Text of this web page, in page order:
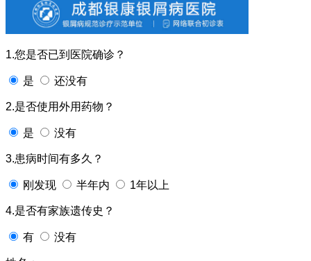
1.您是否已到医院确诊？
是 还没有
2.是否使用外用药物？
是 没有
3.患病时间有多久？
刚发现 半年内 1年以上
4.是否有家族遗传史？
有 没有